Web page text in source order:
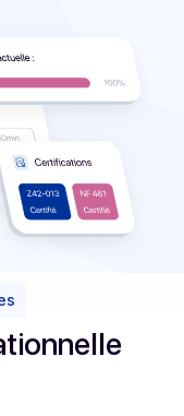
Demander une démo